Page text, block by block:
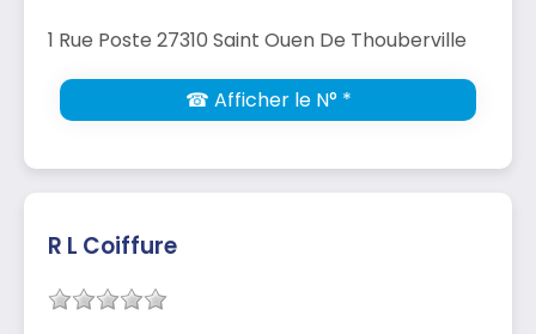
1 Rue Poste 27310 Saint Ouen De Thouberville
☎ Afficher le N° *
R L Coiffure